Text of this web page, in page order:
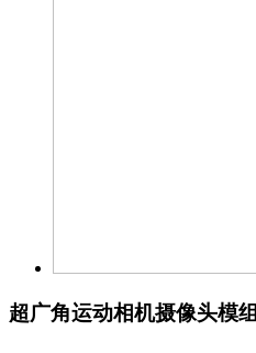
超广角运动相机摄像头模组